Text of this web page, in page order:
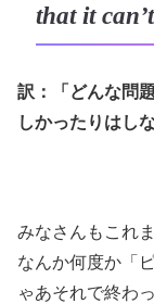
that it
訳：「どんな問
しかったりはし
みなさんもこれ
なんか何度か「
ゃあそれで終わ